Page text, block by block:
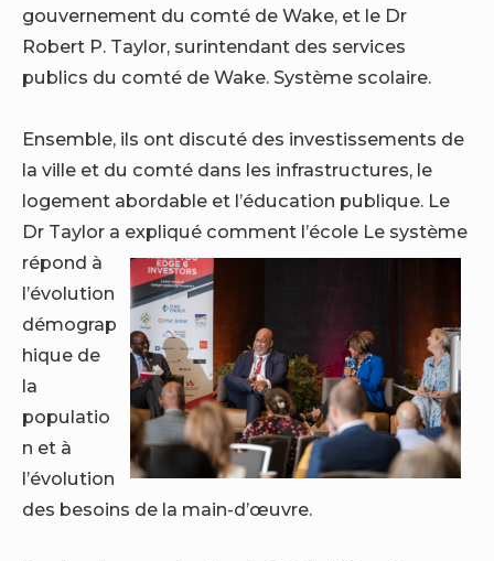
gouvernement du comté de Wake, et le Dr
Robert P. Taylor, surintendant des services
publics du comté de Wake. Système scolaire.
Ensemble, ils ont discuté des investissements de
la ville et du comté dans les infrastructures, le
logement abordable et l’éducation publique. Le
Dr Taylor a expliqué comment l’école Le système
répond à
l’évolution
démograp
hique de
la
populatio
n et à
l’évolution
des besoins de la main-d’œuvre.